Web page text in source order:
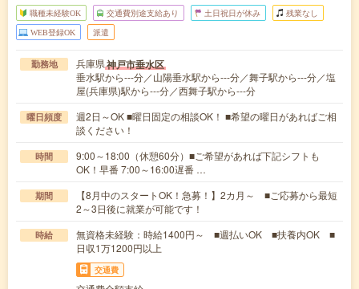
職種未経験OK 交通費別途支給あり 土日祝日が休み 残業なし
WEB登録OK 派遣
勤務地 兵庫県神戸市垂水区
垂水駅から---分／山陽垂水駅から---分／舞子駅から---分／塩
屋(兵庫県)駅から---分／西舞子駅から---分
曜日頻度
週2日～OK ■曜日固定の相談OK！ ■希望の曜日があればご相
談ください！
時間
9:00～18:00（休憩60分）■ご希望があれば下記シフトも
OK！早番 7:00～16:00遅番 …
期間
【8月中のスタートOK！急募！】2カ月～ ■ご応募から最短
2～3日後に就業が可能です！
時給
無資格未経験：時給1400円～ ■週払いOK ■扶養内OK ■
日収1万1200円以上
交通費